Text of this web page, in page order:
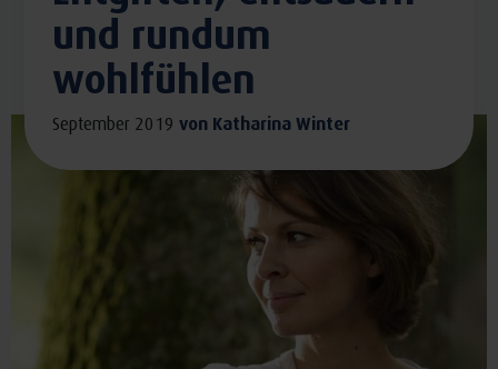
und rundum
wohlfühlen
September 2019 von Katharina Winter